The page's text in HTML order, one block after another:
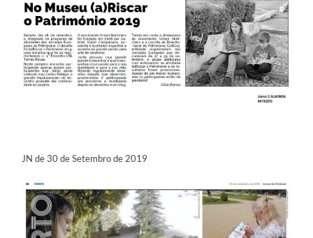
JN de 30 de Setembro de 2019